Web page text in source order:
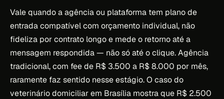
Vale quando a agência ou plataforma tem plano de
entrada compatível com orçamento individual, não
fideliza por contrato longo e mede o retorno até a
mensagem respondida — não só até o clique. Agência
tradicional, com fee de R$ 3.500 a R$ 8.000 por mês,
raramente faz sentido nesse estágio. O caso do
veterinário domiciliar em Brasília mostra que R$ 2.500